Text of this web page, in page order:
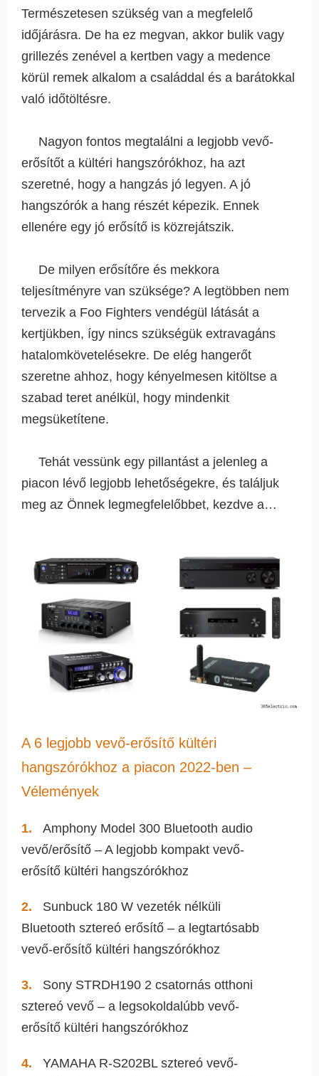
Természetesen szükség van a megfelelő
időjárásra. De ha ez megvan, akkor bulik vagy
grillezés zenével a kertben vagy a medence
körül remek alkalom a családdal és a barátokkal
való időtöltésre.
Nagyon fontos megtalálni a legjobb vevő-
erősítőt a kültéri hangszórókhoz, ha azt
szeretné, hogy a hangzás jó legyen. A jó
hangszórók a hang részét képezik. Ennek
ellenére egy jó erősítő is közrejátszik.
De milyen erősítőre és mekkora
teljesítményre van szüksége? A legtöbben nem
tervezik a Foo Fighters vendégül látását a
kertjükben, így nincs szükségük extravagáns
hatalomkövetelésekre. De elég hangerőt
szeretne ahhoz, hogy kényelmesen kitöltse a
szabad teret anélkül, hogy mindenkit
megsüketítene.
Tehát vessünk egy pillantást a jelenleg a
piacon lévő legjobb lehetőségekre, és találjuk
meg az Önnek legmegfelelőbbet, kezdve a…
A 6 legjobb vevő-erősítő kültéri
hangszórókhoz a piacon 2022-ben –
Vélemények
Amphony Model 300 Bluetooth audio
vevő/erősítő – A legjobb kompakt vevő-
erősítő kültéri hangszórókhoz
Sunbuck 180 W vezeték nélküli
Bluetooth sztereó erősítő – a legtartósabb
vevő-erősítő kültéri hangszórókhoz
Sony STRDH190 2 csatornás otthoni
sztereó vevő – a legsokoldalúbb vevő-
erősítő kültéri hangszórókhoz
YAMAHA R-S202BL sztereó vevő-